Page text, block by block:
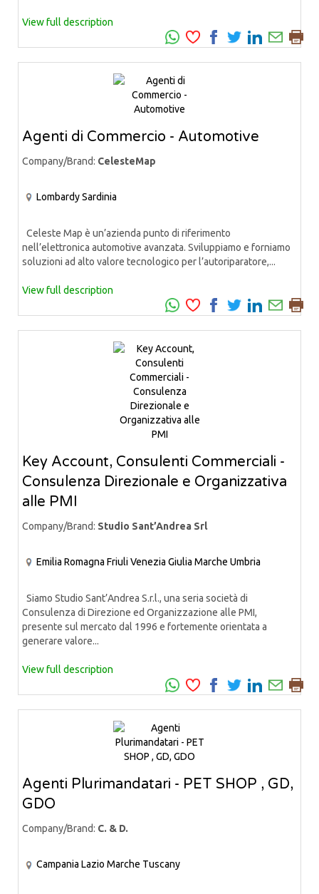
View full description
Agenti di Commercio - Automotive
Company/Brand: CelesteMap
LombardySardinia
Celeste Map è un’azienda punto di riferimento
nell’elettronica automotive avanzata. Sviluppiamo e forniamo
soluzioni ad alto valore tecnologico per l’autoriparatore,...
View full description
Key Account, Consulenti Commerciali -
Consulenza Direzionale e Organizzativa
alle PMI
Company/Brand: Studio Sant’Andrea Srl
Emilia Romagna Friuli Venezia Giulia Marche Umbria
Siamo Studio Sant’Andrea S.r.l., una seria società di
Consulenza di Direzione ed Organizzazione alle PMI,
presente sul mercato dal 1996 e fortemente orientata a
generare valore...
View full description
Agenti Plurimandatari - PET SHOP , GD,
GDO
Company/Brand: C. & D.
Campania Lazio Marche Tuscany